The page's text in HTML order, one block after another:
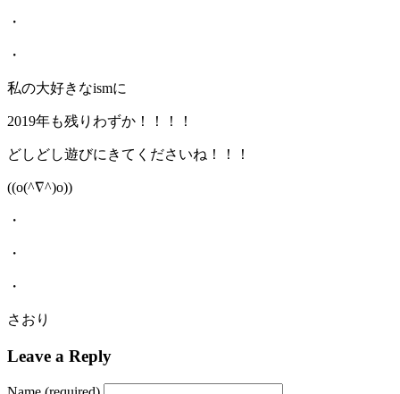
・
・
私の大好きなismに
2019年も残りわずか！！！！
どしどし遊びにきてくださいね！！！
((o(^∇^)o))
・
・
・
さおり
Leave a Reply